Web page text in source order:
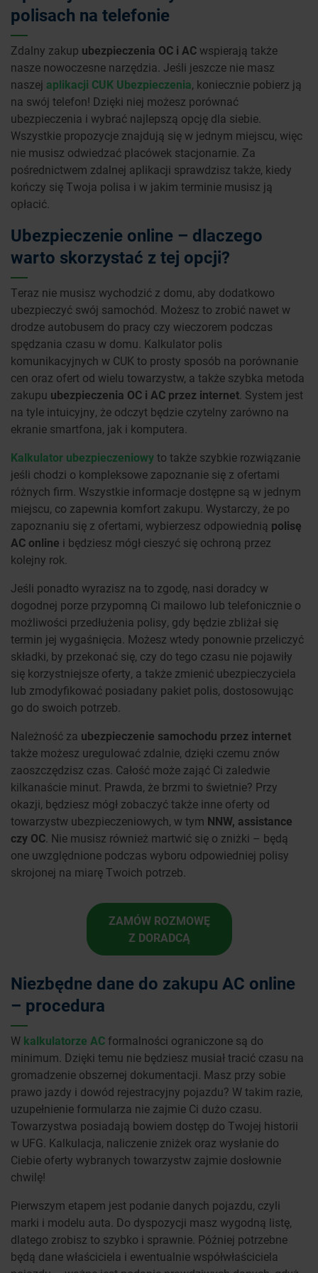
polisach na telefonie
Zdalny zakup ubezpieczenia OC i ACwspierają także
nasze nowoczesne narzędzia. Jeśli jeszcze nie masz
naszej aplikacji CUK Ubezpieczenia, koniecznie pobierz ją
na swój telefon! Dzięki niej możesz porównać
ubezpieczenia i wybrać najlepszą opcję dla siebie.
Wszystkie propozycje znajdują się w jednym miejscu, więc
nie musisz odwiedzać placówek stacjonarnie. Za
pośrednictwem zdalnej aplikacji sprawdzisz także, kiedy
kończy się Twoja polisa i w jakim terminie musisz ją
opłacić.
Ubezpieczenie online – dlaczego
warto skorzystać z tej opcji?
Teraz nie musisz wychodzić z domu, aby dodatkowo
ubezpieczyć swój samochód. Możesz to zrobić nawet w
drodze autobusem do pracy czy wieczorem podczas
spędzania czasu w domu. Kalkulator polis
komunikacyjnych w CUK to prosty sposób na porównanie
cen oraz ofert od wielu towarzystw, a także szybka metoda
zakupu ubezpieczenia OC i AC przez internet. System jest
na tyle intuicyjny, że odczyt będzie czytelny zarówno na
ekranie smartfona, jak i komputera.
Kalkulator ubezpieczeniowyto także szybkie rozwiązanie
jeśli chodzi o kompleksowe zapoznanie się z ofertami
różnych firm. Wszystkie informacje dostępne są w jednym
miejscu, co zapewnia komfort zakupu. Wystarczy, że po
zapoznaniu się z ofertami, wybierzesz odpowiednią polisę
AC online i będziesz mógł cieszyć się ochroną przez
kolejny rok.
Jeśli ponadto wyrazisz na to zgodę, nasi doradcy w
dogodnej porze przypomną Ci mailowo lub telefonicznie o
możliwości przedłużenia polisy, gdy będzie zbliżał się
termin jej wygaśnięcia. Możesz wtedy ponownie przeliczyć
składki, by przekonać się, czy do tego czasu nie pojawiły
się korzystniejsze oferty, a także zmienić ubezpieczyciela
lub zmodyfikować posiadany pakiet polis, dostosowując
go do swoich potrzeb.
Należność za ubezpieczenie samochodu przez internet
także możesz uregulować zdalnie, dzięki czemu znów
zaoszczędzisz czas. Całość może zająć Ci zaledwie
kilkanaście minut. Prawda, że brzmi to świetnie? Przy
okazji, będziesz mógł zobaczyć także inne oferty od
towarzystw ubezpieczeniowych, w tym NNW, assistance
czy OC. Nie musisz również martwić się o zniżki – będą
one uwzględnione podczas wyboru odpowiedniej polisy
skrojonej na miarę Twoich potrzeb.
ZAMÓW ROZMOWĘ
Z DORADCĄ
Niezbędne dane do zakupu AC online
– procedura
W kalkulatorze ACformalności ograniczone są do
minimum. Dzięki temu nie będziesz musiał tracić czasu na
gromadzenie obszernej dokumentacji. Masz przy sobie
prawo jazdy i dowód rejestracyjny pojazdu? W takim razie,
uzupełnienie formularza nie zajmie Ci dużo czasu.
Towarzystwa posiadają bowiem dostęp do Twojej historii
w UFG. Kalkulacja, naliczenie zniżek oraz wysłanie do
Ciebie oferty wybranych towarzystw zajmie dosłownie
chwilę!
Pierwszym etapem jest podanie danych pojazdu, czyli
marki i modelu auta. Do dyspozycji masz wygodną listę,
dlatego zrobisz to szybko i sprawnie. Później potrzebne
będą dane właściciela i ewentualnie współwłaściciela